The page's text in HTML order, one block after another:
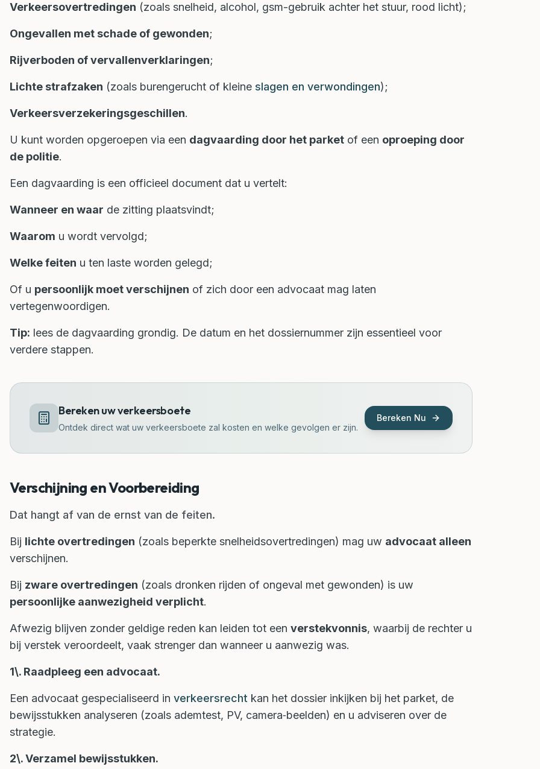
Verkeersovertredingen (zoals snelheid, alcohol, gsm-gebruik achter het stuur, rood licht);
Ongevallen met schade of gewonden;
Rijverboden of vervallenverklaringen;
Lichte strafzaken (zoals burengerucht of kleine slagen en verwondingen);
Verkeersverzekeringsgeschillen.
U kunt worden opgeroepen via een dagvaarding door het parket of een oproeping door
de politie.
Een dagvaarding is een officieel document dat u vertelt:
Wanneer en waar de zitting plaatsvindt;
Waarom u wordt vervolgd;
Welke feiten u ten laste worden gelegd;
Of u persoonlijk moet verschijnen of zich door een advocaat mag laten
vertegenwoordigen.
Tip: lees de dagvaarding grondig. De datum en het dossiernummer zijn essentieel voor
verdere stappen.
Bereken uw verkeersboete
Ontdek direct wat uw verkeersboete zal kosten en welke gevolgen er zijn.
Bereken Nu
Verschijning en Voorbereiding
Dat hangt af van de ernst van de feiten.
Bij lichte overtredingen (zoals beperkte snelheidsovertredingen) mag uw advocaat alleen
verschijnen.
Bij zware overtredingen (zoals dronken rijden of ongeval met gewonden) is uw
persoonlijke aanwezigheid verplicht.
Afwezig blijven zonder geldige reden kan leiden tot een verstekvonnis, waarbij de rechter u
bij verstek veroordeelt, vaak strenger dan wanneer u aanwezig was.
1\. Raadpleeg een advocaat.
Een advocaat gespecialiseerd in verkeersrecht kan het dossier inkijken bij het parket, de
bewijsstukken analyseren (zoals ademtest, PV, camera‑beelden) en u adviseren over de
strategie.
2\. Verzamel bewijsstukken.